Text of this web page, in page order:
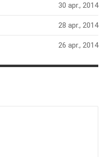
30 apr., 2014
28 apr., 2014
26 apr., 2014